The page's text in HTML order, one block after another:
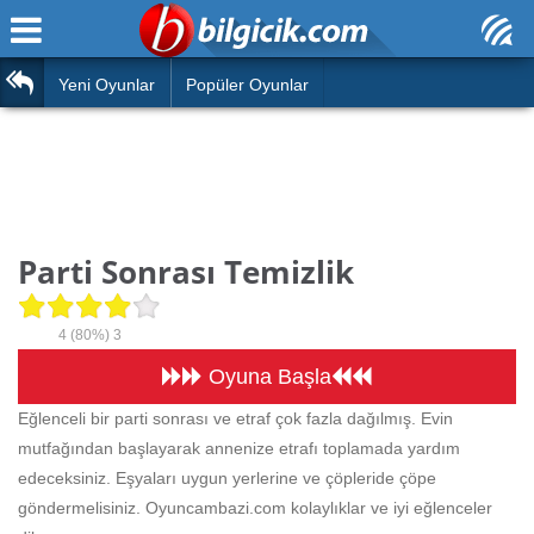
Araba
Futbol
Çocuk
Silah
Basketbol
Motor
Ana Sayfa
Hızlı Okuma Testi
Hesaplamalar
Oyun
Yeni Oyunlar Popüler Oyunlar
Parti Sonrası Temizlik
4(80%) 3
Oyuna Başla
Eğlenceli bir parti sonrası ve etraf çok fazla dağılmış. Evin
mutfağından başlayarak annenize etrafı toplamada yardım
edeceksiniz. Eşyaları uygun yerlerine ve çöpleride çöpe
göndermelisiniz. Oyuncambazi.com kolaylıklar ve iyi eğlenceler